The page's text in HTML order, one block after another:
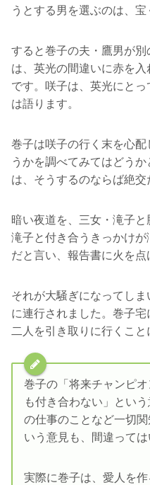
うとする男を選ぶのは、宝
すると巻子の夫・鷹男が
は、英光の間違いに赤を
です。咲子は、英光にとっ
は語ります。
巻子は咲子の行く末を心
うかを調べてみてはどう
は、そうするのならば絶交
暗い夜道を、三女・滝子と
滝子と付き合うきっかけ
だと言い、報告書に火を点
それが大騒ぎになってし
に連行されました。巻子
二人を引き取りに行くこと
巻子の「将来チャンピ
も付き合わない」とい
の仕事のことなど一切
いう意見も、間違っては
実際に巻子は、愛人を